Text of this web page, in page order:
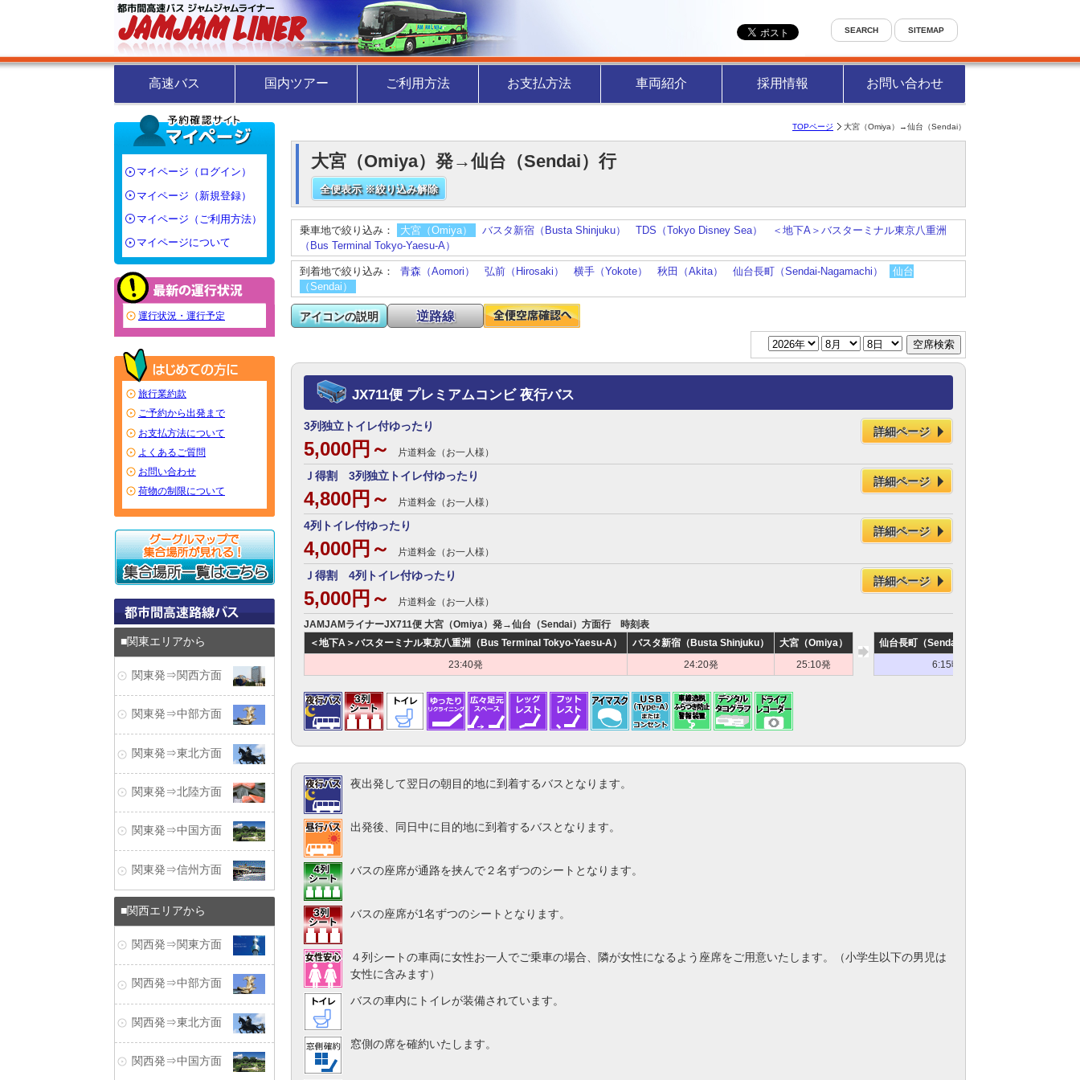
高速バス 国内ツアー ご利用方法 お支払方法 車両紹介 採用情報 お問い合わせ
SEARCH SITEMAP
TOPページ 大宮（Omiya）→仙台（Sendai）
大宮（Omiya）発→仙台（Sendai）行
全便表示 ※絞り込み解除
乗車地で絞り込み： 大宮（Omiya） バスタ新宿（Busta Shinjuku） TDS（Tokyo Disney Sea）
＜地下A＞バスターミナル東京八重洲
（Bus Terminal Tokyo-Yaesu-A）
到着地で絞り込み： 青森（Aomori） 弘前（Hirosaki） 横手（Yokote） 秋田（Akita） 仙台長町（Sendai-Nagamachi）
仙台
（Sendai）
アイコンの説明 逆路線
JX711便 プレミアムコンビ 夜行バス
3列独立トイレ付ゆったり
5,000円～ 片道料金（お一人様）
詳細ページ
Ｊ得割 3列独立トイレ付ゆったり
4,800円～ 片道料金（お一人様）
詳細ページ
4列トイレ付ゆったり
4,000円～ 片道料金（お一人様）
詳細ページ
Ｊ得割 4列トイレ付ゆったり
5,000円～ 片道料金（お一人様）
詳細ページ
JAMJAMライナーJX711便 大宮（Omiya）発→仙台（Sendai）方面行 時刻表
＜地下A＞バスターミナル東京八重洲（Bus Terminal Tokyo-Yaesu-A）
バスタ新宿（Busta Shinjuku） 大宮（Omiya） 仙台長町（Sendai-Nagamachi）
23:40発
24:20発 25:10発 6:15頃着
夜出発して翌日の朝目的地に到着するバスとなります。
出発後、同日中に目的地に到着するバスとなります。
バスの座席が通路を挟んで２名ずつのシートとなります。
バスの座席が1名ずつのシートとなります。
４列シートの車両に女性お一人でご乗車の場合、隣が女性になるよう座席をご用意いたします。（小学生以下の男児は
女性に含みます）
バスの車内にトイレが装備されています。
窓側の席を確約いたします。
マイページ（ログイン）
マイページ（新規登録）
マイページ（ご利用方法）
マイページについて
運行状況・運行予定
旅行業約款
ご予約から出発まで
お支払方法について
よくあるご質問
お問い合わせ
荷物の制限について
関東エリアから
関東発⇒関西方面
関東発⇒中部方面
関東発⇒東北方面
関東発⇒北陸方面
関東発⇒中国方面
関東発⇒信州方面
関西エリアから
関西発⇒関東方面
関西発⇒中部方面
関西発⇒東北方面
関西発⇒中国方面